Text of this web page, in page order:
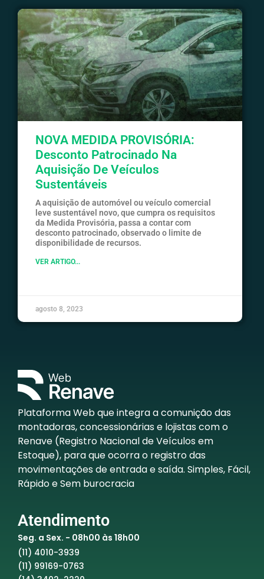
NOVA MEDIDA PROVISÓRIA:
Desconto Patrocinado Na
Aquisição De Veículos
Sustentáveis
A aquisição de automóvel ou veículo comercial
leve sustentável novo, que cumpra os requisitos
da Medida Provisória, passa a contar com
desconto patrocinado, observado o limite de
disponibilidade de recursos.
VER ARTIGO...
agosto 8, 2023
Plataforma Web que integra a comunição das
montadoras, concessionárias e lojistas com o
Renave (Registro Nacional de Veículos em
Estoque), para que ocorra o registro das
movimentações de entrada e saída. Simples, Fácil,
Rápido e Sem burocracia
Atendimento
Seg. a Sex. - 08h00 às 18h00
(11) 4010-3939
(11) 99169-0763